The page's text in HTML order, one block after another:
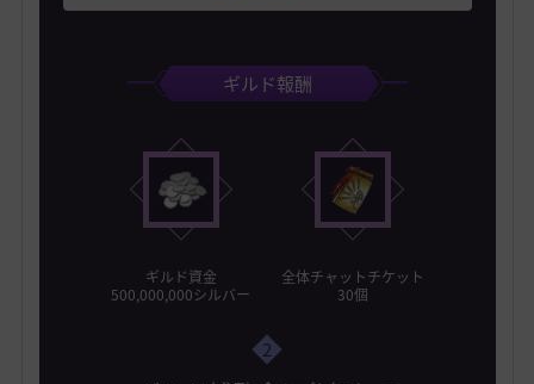
ギルド報酬
ギルド資金
500,000,000シルバー
全体チャットチケット
30個
2